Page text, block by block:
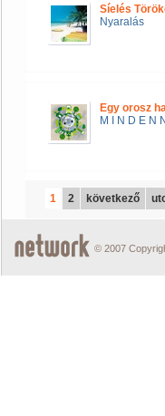
Síelés
Nyaralás
Egy orosz
M I N D E N
1 2 következő
© 2007